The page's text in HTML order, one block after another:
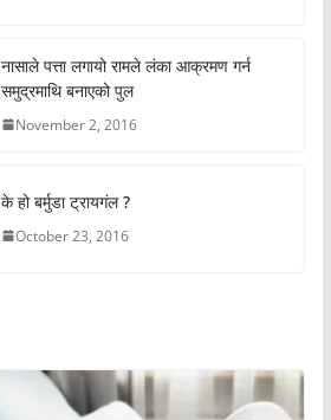
नासाले पत्ता लगायो रामले लंका आक्रमण गर्न
समुद्रमाथि बनाएको पुल
November 2, 2016
के हो बर्मुडा ट्रायगंल ?
October 23, 2016